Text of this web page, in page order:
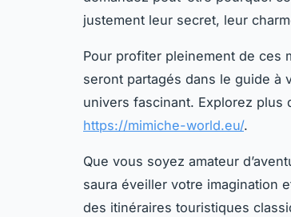
justement leur secret, leur
Pour profiter pleinement de ces
seront partagés dans le guide à
univers fascinant. Explorez plus
https://mimiche-world.eu/.
Que vous soyez amateur
saura éveiller votre imagination
des itinéraires touristiques